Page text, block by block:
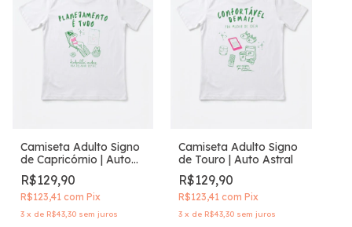
Camiseta Adulto Signo
de Capricórnio | Auto
Astral
R$129,90
R$123,41 com Pix
3 x de R$43,30 sem juros
Camiseta Adulto Signo
de Touro | Auto Astral
R$129,90
R$123,41com Pix
3 x de R$43,30 sem juros